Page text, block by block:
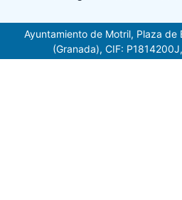
Ayuntamiento de Motril, Plaza de
(Granada), CIF: